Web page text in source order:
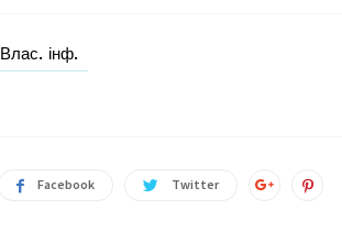
Влас. інф.
Facebook Twitter